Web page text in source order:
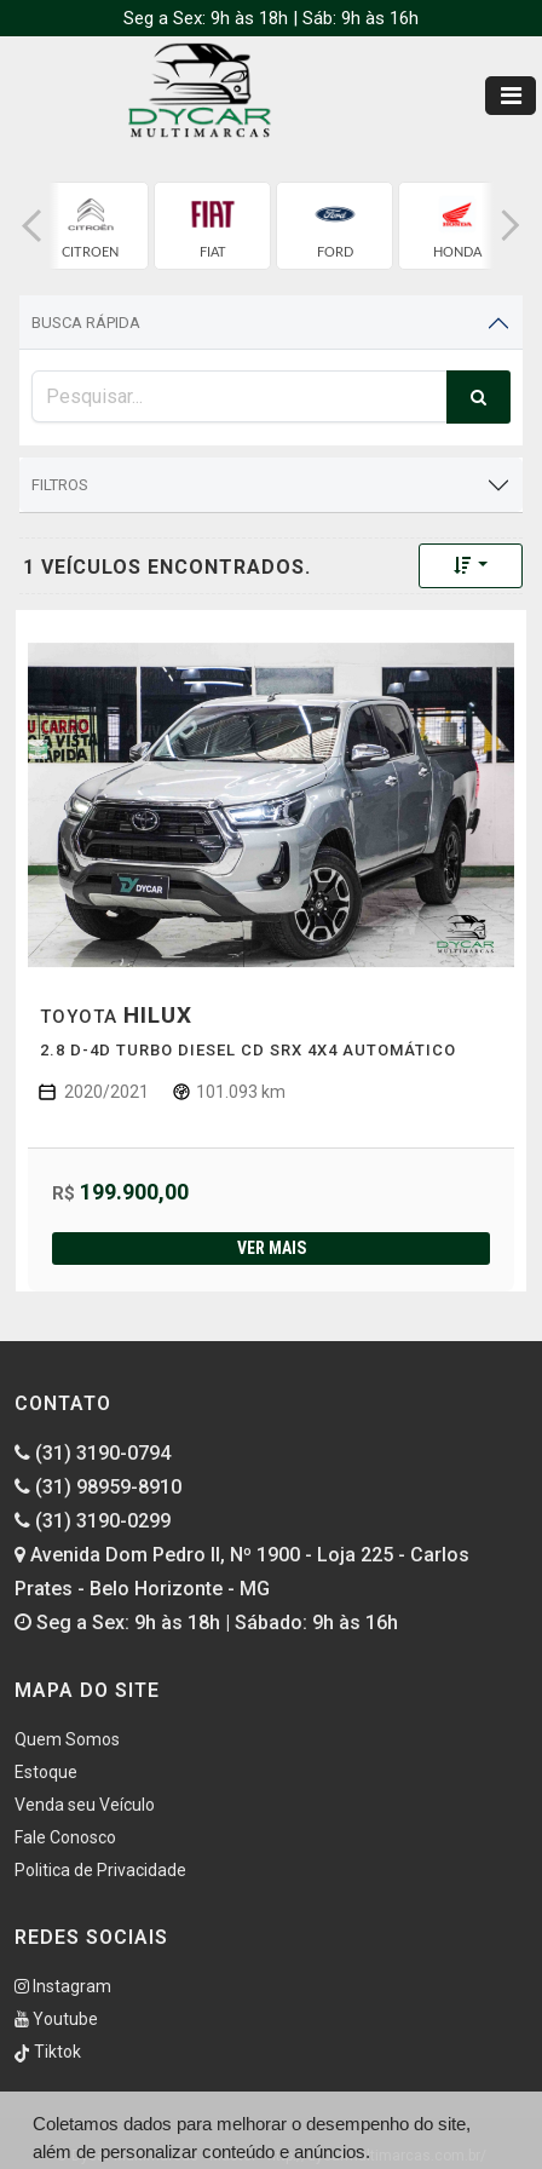
Seg a Sex: 9h às 18h | Sáb: 9h às 16h
CITROEN FIAT FORD HONDA
BUSCA RÁPIDA
FILTROS
1 VEÍCULOS ENCONTRADOS. Toggle
TOYOTA HILUX
2.8 D-4D TURBO DIESEL CD SRX 4X4 AUTOMÁTICO
2020/2021 101.093 km
R$ 199.900,00
VER MAIS
CONTATO
(31) 3190-0794
(31) 98959-8910
(31) 3190-0299
Avenida Dom Pedro II, Nº 1900 - Loja 225 - Carlos
Prates - Belo Horizonte - MG
Seg a Sex: 9h às 18h | Sábado: 9h às 16h
MAPA DO SITE
Quem Somos
Estoque
Venda seu Veículo
Fale Conosco
Politica de Privacidade
REDES SOCIAIS
Instagram
Youtube
Tiktok
© Dycar Multimarcas - Máster - http://dycarmultimarcas.com.br/
Coletamos dados para melhorar o desempenho do site,
além de personalizar conteúdo e anúncios.